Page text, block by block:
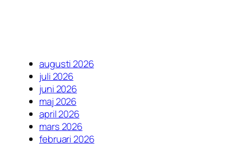
augusti 2026
juli 2026
juni 2026
maj 2026
april 2026
mars 2026
februari 2026